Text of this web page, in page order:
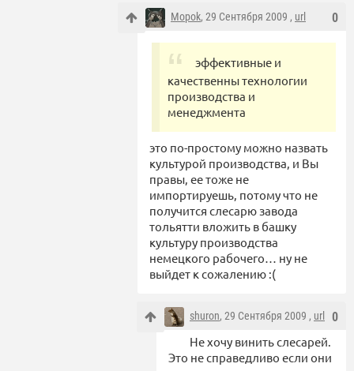
0
Mopok, 29 Сентября 2009 , url
эффективные и
качественны технологии
производства и
менеджмента
это по-простому можно назвать
культурой производства, и Вы
правы, ее тоже не
импортируешь, потому что не
получится слесарю завода
тольятти вложить в башку
культуру производства
немецкого рабочего… ну не
выйдет к сожалению :(
0
shuron, 29 Сентября 2009 , url
Не хочу винить слесарей.
Это не справедливо если они